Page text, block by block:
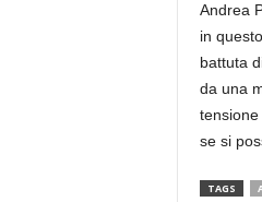
Andrea
in
battuta
da una
se si
TAGS